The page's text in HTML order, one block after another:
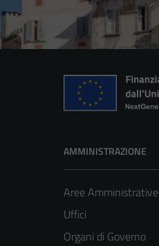
AMMINISTRAZIONE
Aree Amministrative
Uffici
Organi di Governo